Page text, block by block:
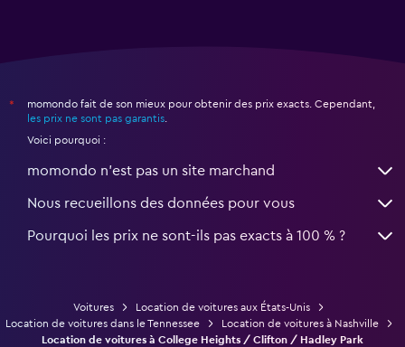
*
momondo fait de son mieux pour obtenir des prix exacts. Cependant,
les prix ne sont pas garantis.
Voici pourquoi :
momondo n'est pas un site marchand
Nous recueillons des données pour vous
Pourquoi les prix ne sont-ils pas exacts à 100 % ?
Voitures
Location de voitures aux États-Unis
Location de voitures dans le Tennessee
Location de voitures à Nashville
Location de voitures à College Heights / Clifton / Hadley Park